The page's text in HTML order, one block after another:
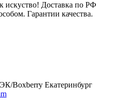
искуство! Доставка по РФ
Гарантии качества.
Boxberry Екатеринбург